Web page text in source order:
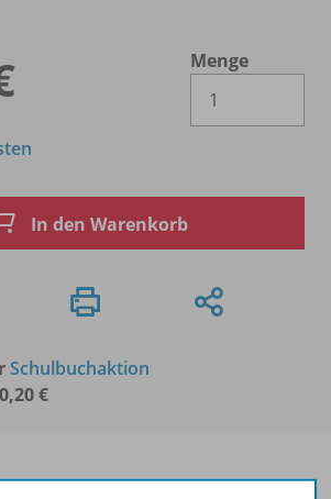
Menge
In den Warenkorb
Schulbuchaktion
€